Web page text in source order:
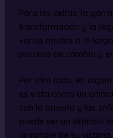
Para los celtas, la
transformación y la
varias mudas a lo
proceso de cambio y
Por otro lado, en
es vista como un
con la brujería y las
puede ser un símbolo
la sangre de su